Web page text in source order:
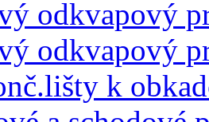
odkvapový
odkvapový
k